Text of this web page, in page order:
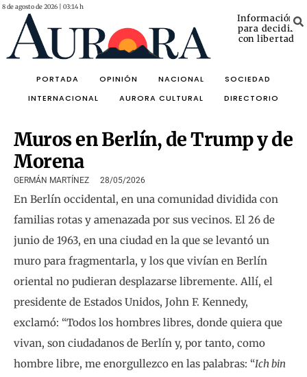
8 de agosto de 2026 | 03:14 h
Información
para decidir
con libertad
PORTADA OPINIÓN NACIONAL
SOCIEDAD
INTERNACIONAL
AURORA CULTURAL DIRECTORIO
Muros en Berlín, de Trump y de
Morena
GERMÁN MARTÍNEZ 28/05/2026
En Berlín occidental, en una comunidad dividida con
familias rotas y amenazada por sus vecinos. El 26 de
junio de 1963, en una ciudad en la que se levantó un
muro para fragmentarla, y los que vivían en Berlín
oriental no pudieran desplazarse libremente. Allí, el
presidente de Estados Unidos, John F. Kennedy,
exclamó: “Todos los hombres libres, donde quiera que
vivan, son ciudadanos de Berlín y, por tanto, como
hombre libre, me enorgullezco en las palabras: “Ich bin